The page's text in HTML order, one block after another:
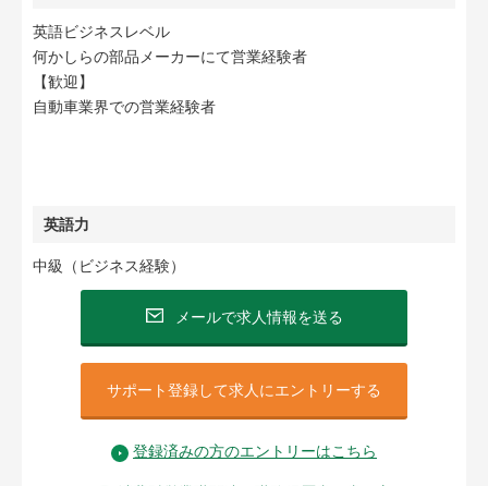
英語ビジネスレベル
何かしらの部品メーカーにて営業経験者
【歓迎】
自動車業界での営業経験者
英語力
中級（ビジネス経験）
メールで求人情報を送る
サポート登録して求人にエントリーする
登録済みの方のエントリーはこちら